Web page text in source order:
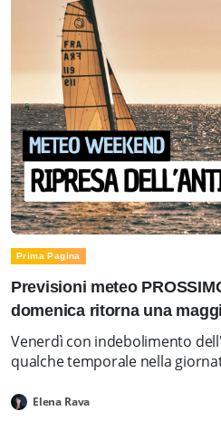
Prima Pagina
Previsioni meteo
domenica ritorna una
Venerdì con indebolimento
qualche temporale nella
Elena Rava